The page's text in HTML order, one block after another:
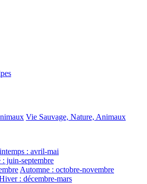
Vie Sauvage, Nature, Animaux
: avril-mai
: juin-septembre
Automne : octobre-novembre
: décembre-mars